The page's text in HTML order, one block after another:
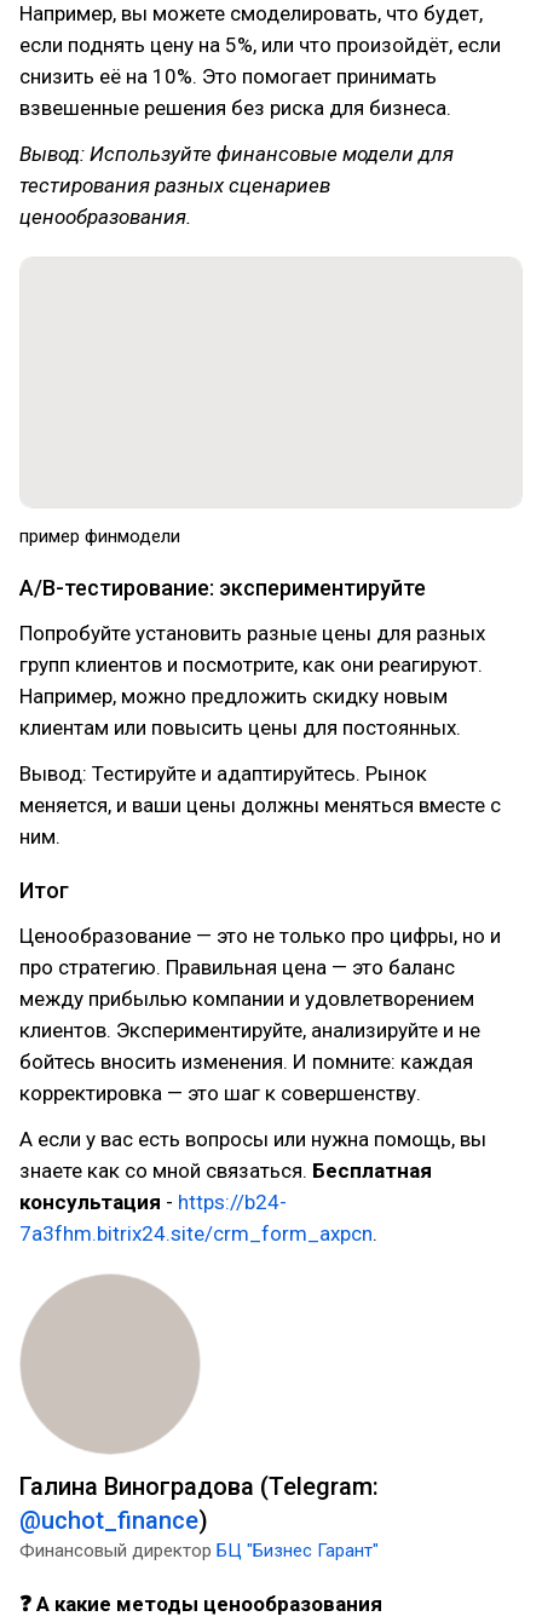
Например, вы можете смоделировать, что будет,
если поднять цену на 5%, или что произойдёт, если
снизить её на 10%. Это помогает принимать
взвешенные решения без риска для бизнеса.
Вывод: Используйте финансовые модели для
тестирования разных сценариев
ценообразования.
пример финмодели
A/B-тестирование: экспериментируйте
Попробуйте установить разные цены для разных
групп клиентов и посмотрите, как они реагируют.
Например, можно предложить скидку новым
клиентам или повысить цены для постоянных.
Вывод: Тестируйте и адаптируйтесь. Рынок
меняется, и ваши цены должны меняться вместе с
ним.
Итог
Ценообразование — это не только про цифры, но и
про стратегию. Правильная цена — это баланс
между прибылью компании и удовлетворением
клиентов. Экспериментируйте, анализируйте и не
бойтесь вносить изменения. И помните: каждая
корректировка — это шаг к совершенству.
А если у вас есть вопросы или нужна помощь, вы
знаете как со мной связаться. Бесплатная
консультация - https://b24-
7a3fhm.bitrix24.site/crm_form_axpcn.
Галина Виноградова (Telegram:
@uchot_finance)
Финансовый директор БЦ "Бизнес Гарант"
❓ А какие методы ценообразования